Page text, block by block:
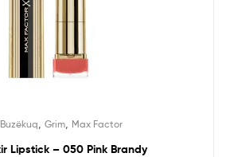
Buzëkuq Grim Max Factor
Colour Elixir Lipstick – 050 Pink Brandy